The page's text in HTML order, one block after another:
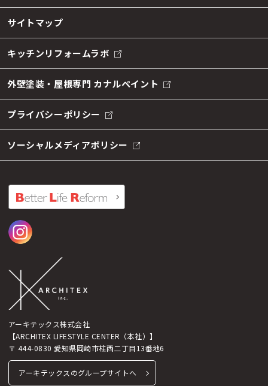
サイトマップ
キッチンリフォームラボ
外壁塗装・屋根専門 カナルペイント
プライバシーポリシー
ソーシャルメディアポリシー
アーキテックス株式会社
【ARCHITEX LIFESTYLE CENTER（本社）】
〒 444-0830 愛知県岡崎市柱西二丁目13番地6
アーキテックスのグループサイトへ